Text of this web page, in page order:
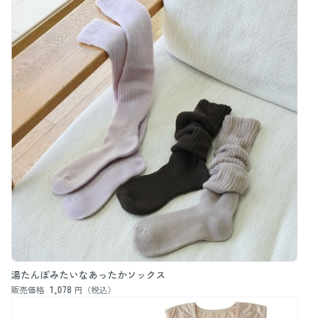
湯たんぽみたいなあったかソックス
販売価格 1,078 円（税込）